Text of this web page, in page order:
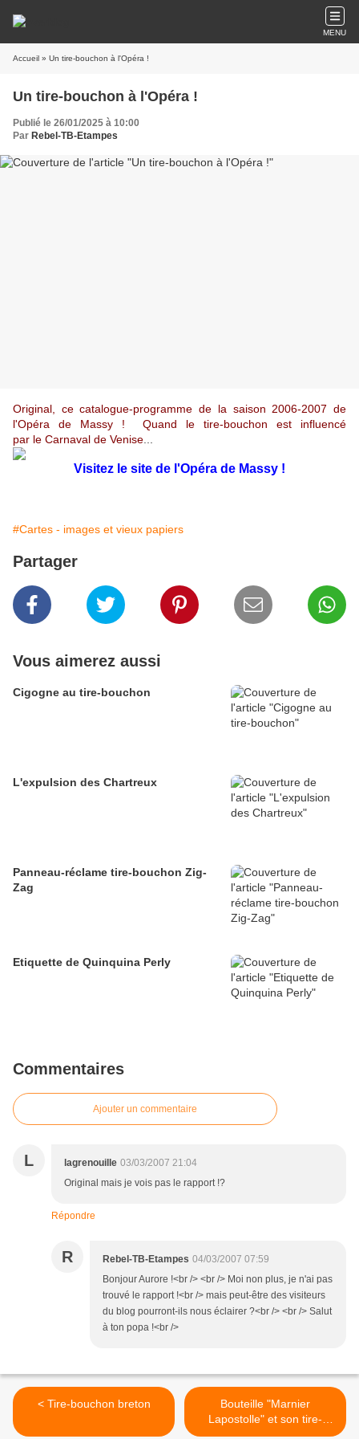
MENU
Accueil » Un tire-bouchon à l'Opéra !
Un tire-bouchon à l'Opéra !
Publié le 26/01/2025 à 10:00
Par Rebel-TB-Etampes
Original, ce catalogue-programme de la saison 2006-2007 de
l'Opéra de Massy ! Quand le tire-bouchon est influencé
par le Carnaval de Venise
Visitez le site de l'Opéra de Massy !
#Cartes - images et vieux papiers
Partager
Vous aimerez aussi
Cigogne au tire-bouchon
L'expulsion des Chartreux
Panneau-réclame tire-bouchon Zig-
Zag
Etiquette de Quinquina Perly
Commentaires
Ajouter un commentaire
L lagrenouille 03/03/2007 21:04
Original mais je vois pas le rapport !?
Répondre
R Rebel-TB-Etampes 04/03/2007 07:59
Bonjour Aurore !<br /> <br /> Moi non plus, je n'ai pas
trouvé le rapport !<br /> mais peut-être des visiteurs
du blog pourront-ils nous éclairer ?<br /> <br /> Salut
à ton popa !<br />
< Tire-bouchon breton
Bouteille "Marnier
Lapostolle" et son tire-
bouchon >